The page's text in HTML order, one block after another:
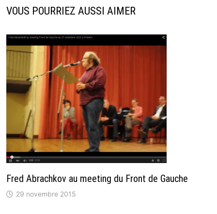
VOUS POURRIEZ AUSSI AIMER
Fred Abrachkov au meeting du Front de Gauche
29 novembre 2015